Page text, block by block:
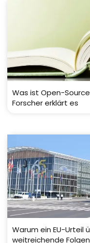
Was ist Open-
Forscher erklärt es
Warum ein EU-Urteil
weitreichende